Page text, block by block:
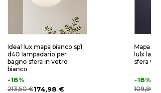
Ideal lux mapa bianco sp1
d40 lampadario per
bagno sfera in vetro
bianco
-18%
213,50 €174,98 €
Mapa
lulx
sfera
-18%
109,80 €